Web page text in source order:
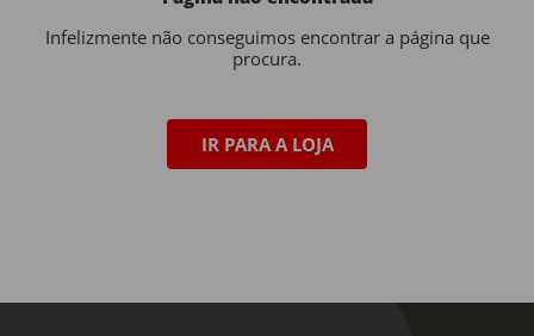
Infelizmente não conseguimos encontrar a página que
procura.
IR PARA A LOJA